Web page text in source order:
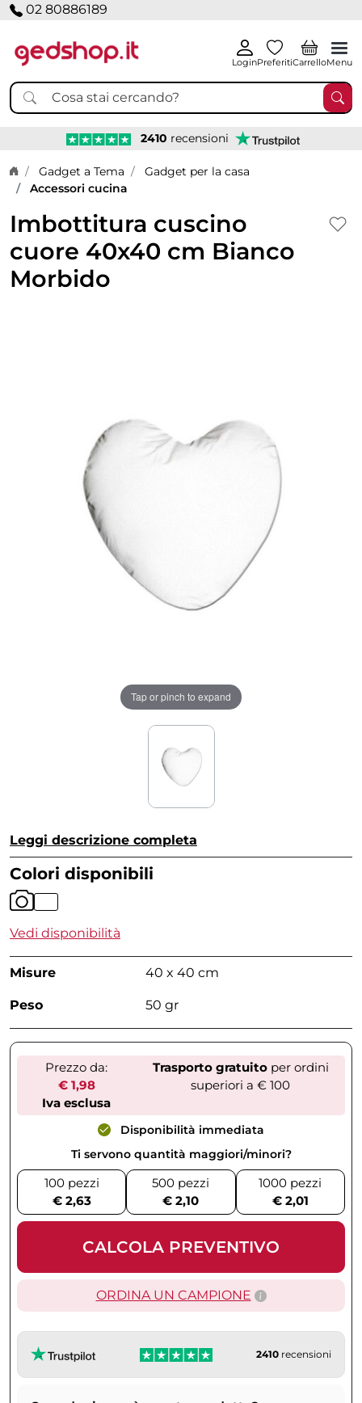
02 80886189
LoginPreferitiCarrelloMenu
2410 recensioni
Home page
Gadget a Tema
Gadget per la casa
Accessori cucina
Imbottitura cuscino
cuore 40x40 cm Bianco
Morbido
Tap or pinch to expand
Leggi descrizione completa
Colori disponibili
Vedi disponibilità
Misure 40 x 40 cm
Peso 50 gr
Prezzo da:
€ 1,98
Iva esclusa
Trasporto gratuitoper ordini
superiori a € 100
Disponibilità immediata
Ti servono quantità maggiori/minori?
100 pezzi
€ 2,63
500 pezzi
€ 2,10
1000 pezzi
€ 2,01
CALCOLA PREVENTIVO
ORDINA UN CAMPIONE
2410 recensioni